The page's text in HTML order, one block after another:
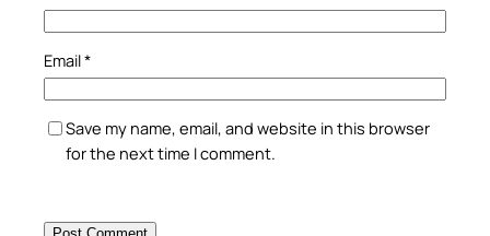
Email*
Save my name, email, and website in this browser
for the next time I comment.